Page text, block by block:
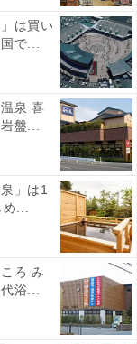
に焼けて毎朝
ま入りフラッ
や、朝のトース
品といえそうで
は買い
で...
泉 喜
盤...
」は1
...
ろ み
浴...